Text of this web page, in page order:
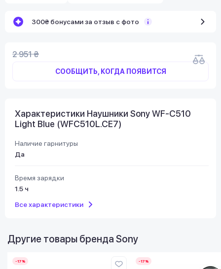
300₴ бонусами за отзыв с фото
2 951 ₴
СООБЩИТЬ, КОГДА ПОЯВИТСЯ
Характеристики Наушники Sony WF-C510
Light Blue (WFC510L.CE7)
Наличие гарнитуры
Да
Время зарядки
1.5 ч
Все характеристики
Другие товары бренда Sony
-17% -17%